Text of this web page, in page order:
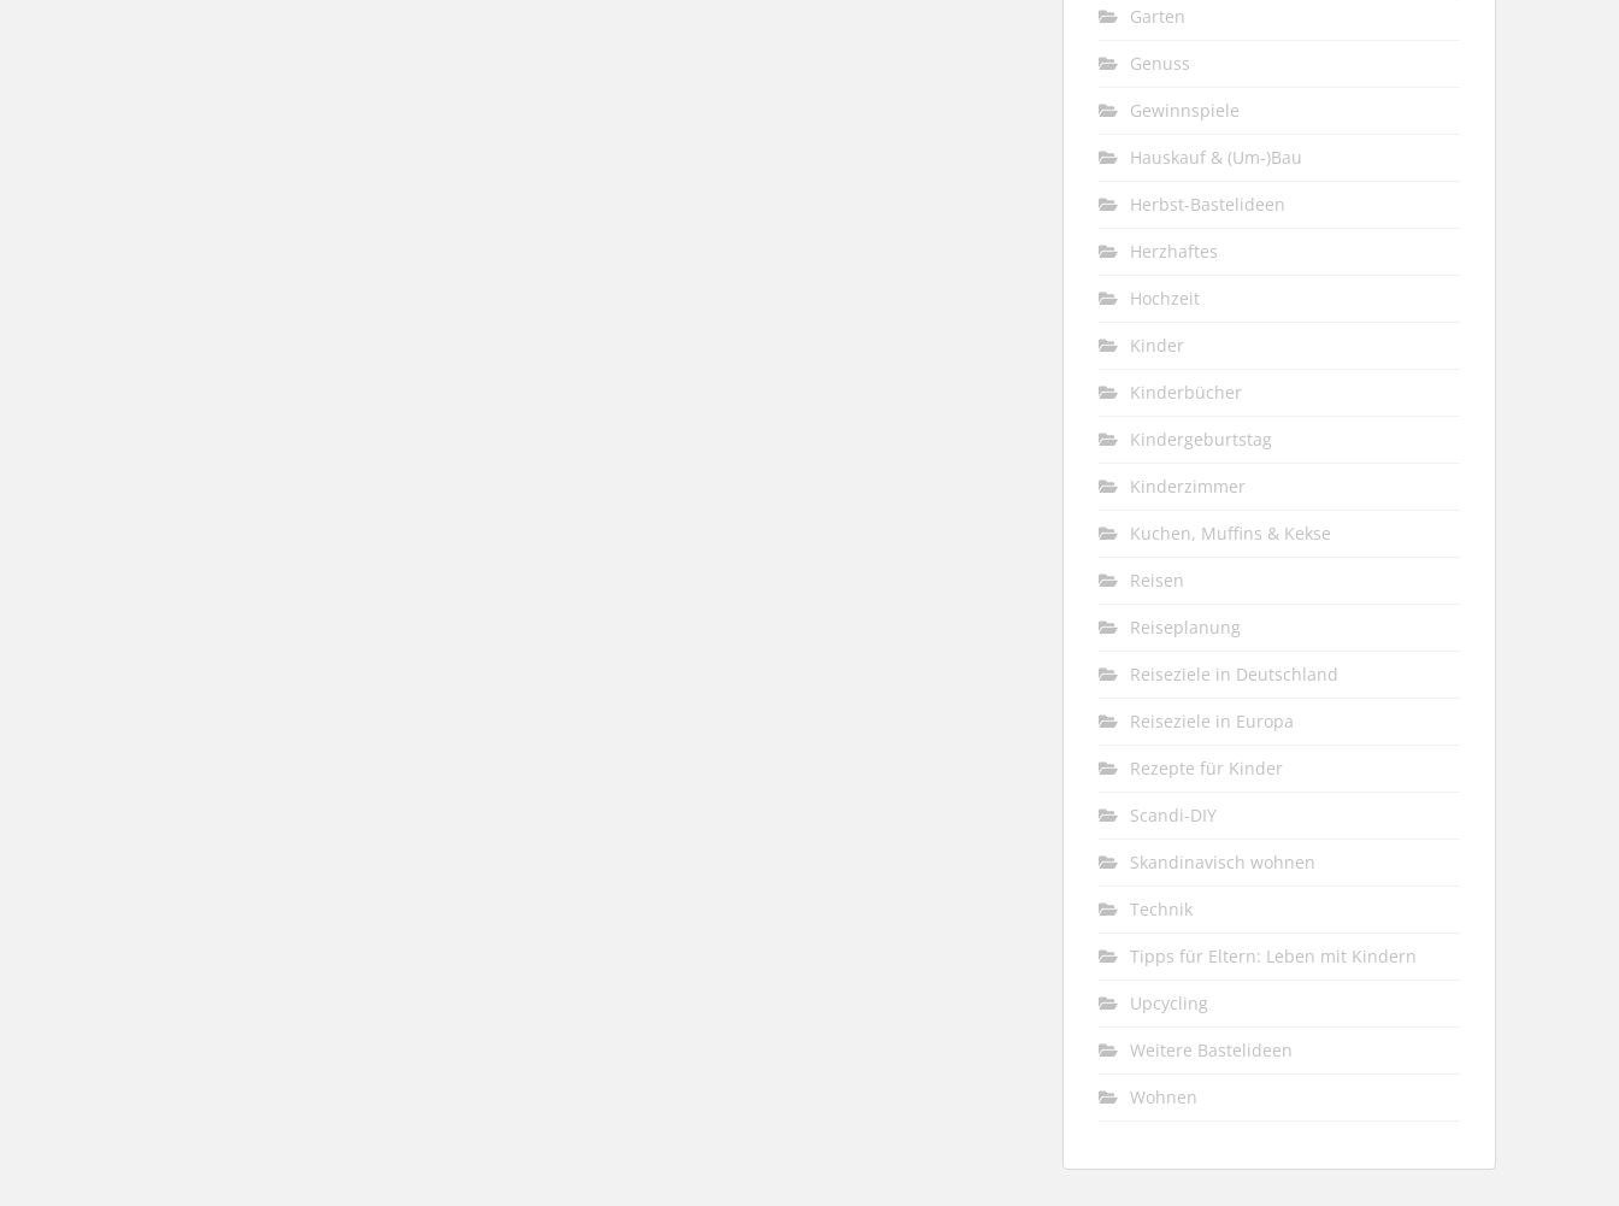
Garten
Genuss
Gewinnspiele
Hauskauf & (Um-)Bau
Herbst-Bastelideen
Herzhaftes
Hochzeit
Kinder
Kinderbücher
Kindergeburtstag
Kinderzimmer
Kuchen, Muffins & Kekse
Reisen
Reiseplanung
Reiseziele in Deutschland
Reiseziele in Europa
Rezepte für Kinder
Scandi-DIY
Skandinavisch wohnen
Technik
Tipps für Eltern: Leben mit Kindern
Upcycling
Weitere Bastelideen
Wohnen